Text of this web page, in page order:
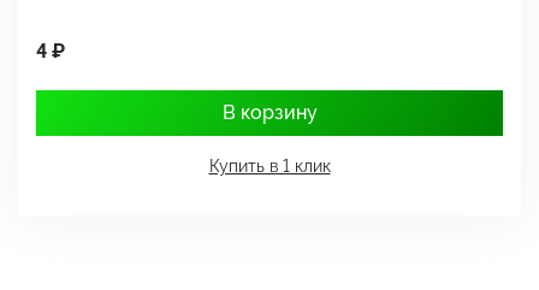
4 ₽
В корзину
Купить в 1 клик